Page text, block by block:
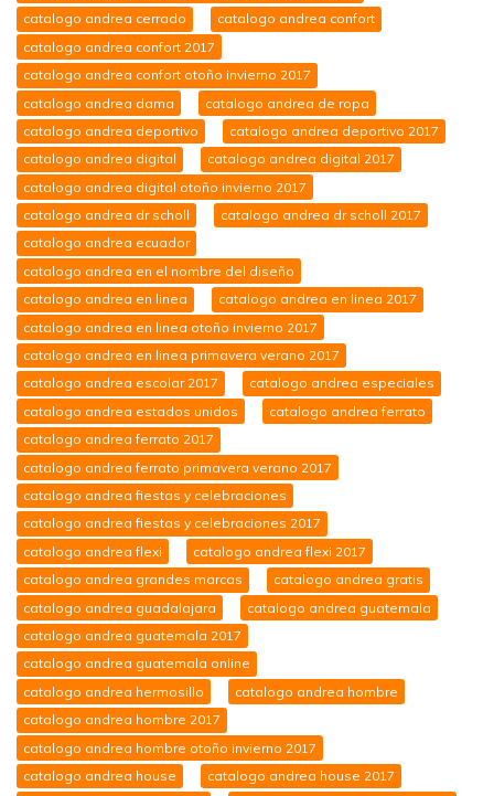
catalogo andrea cerrado
catalogo andrea confort
catalogo andrea confort 2017
catalogo andrea confort otoño invierno 2017
catalogo andrea dama
catalogo andrea de ropa
catalogo andrea deportivo
catalogo andrea deportivo 2017
catalogo andrea digital
catalogo andrea digital 2017
catalogo andrea digital otoño invierno 2017
catalogo andrea dr scholl
catalogo andrea dr scholl 2017
catalogo andrea ecuador
catalogo andrea en el nombre del diseño
catalogo andrea en linea
catalogo andrea en linea 2017
catalogo andrea en linea otoño invierno 2017
catalogo andrea en linea primavera verano 2017
catalogo andrea escolar 2017
catalogo andrea especiales
catalogo andrea estados unidos
catalogo andrea ferrato
catalogo andrea ferrato 2017
catalogo andrea ferrato primavera verano 2017
catalogo andrea fiestas y celebraciones
catalogo andrea fiestas y celebraciones 2017
catalogo andrea flexi
catalogo andrea flexi 2017
catalogo andrea grandes marcas
catalogo andrea gratis
catalogo andrea guadalajara
catalogo andrea guatemala
catalogo andrea guatemala 2017
catalogo andrea guatemala online
catalogo andrea hermosillo
catalogo andrea hombre
catalogo andrea hombre 2017
catalogo andrea hombre otoño invierno 2017
catalogo andrea house
catalogo andrea house 2017